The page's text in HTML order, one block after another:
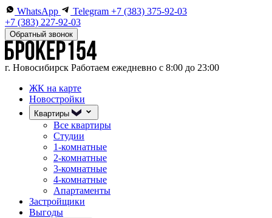
WhatsApp Telegram +7 (383) 375-92-03
+7 (383) 227-92-03
Обратный звонок
г. Новосибирск Работаем ежедневно с 8:00 до 23:00
ЖК на карте
Новостройки
Квартиры
Все квартиры
Студии
1-комнатные
2-комнатные
3-комнатные
4-комнатные
Апартаменты
Застройщики
Выгоды